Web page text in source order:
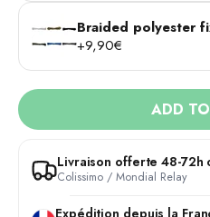
Braided polyester
+9,90€
ADD
Livraison offerte 48-72h
Colissimo / Mondial Relay